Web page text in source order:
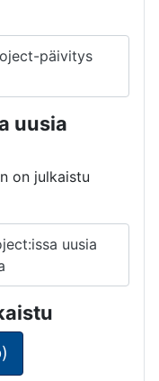
päivitys
uusia
on julkaistu
uusia